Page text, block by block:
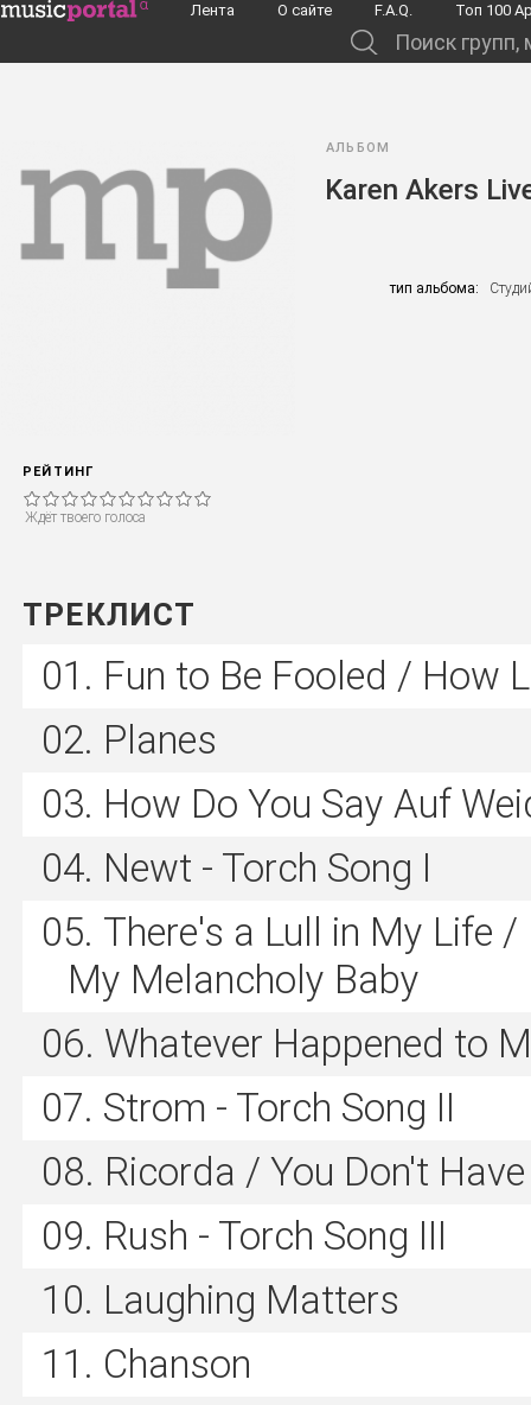
Перейти к основному содержанию
Лента О сайте F.A.Q. Toп 100
РЕЙТИНГ
Ждёт твоего голоса
АЛЬБОМ
Karen Akers
тип альбома:
ТРЕКЛИСТ
Fun to Be Fooled / How
Planes
How Do You Say Auf
Newt - Torch Song I
There's a Lull in My Life
My Melancholy Baby
Whatever Happened to
Strom - Torch Song II
Ricorda / You Don't
Rush - Torch Song III
Laughing Matters
Chanson